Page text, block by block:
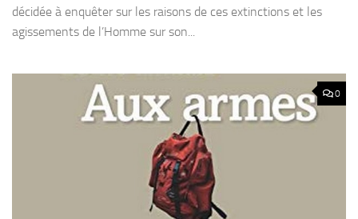
décidée à enquêter sur les raisons de ces extinctions et les
agissements de l’Homme sur son...
0